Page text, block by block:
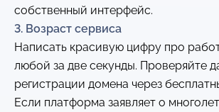
собственный интерфейс.
3. Возраст сервиса
Написать красивую цифру про
любой за две секунды. Проверяйте
регистрации домена через
Если платформа заявляет о